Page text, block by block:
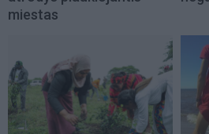
miestas